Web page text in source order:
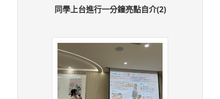
同學上台進行一分鐘亮點自介(2)